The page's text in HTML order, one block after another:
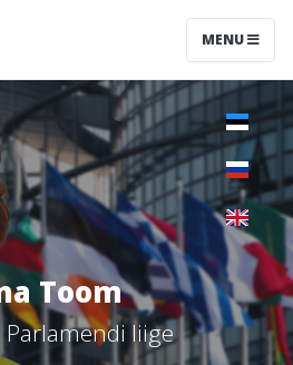
MENU
Toom
Parlamendi liige